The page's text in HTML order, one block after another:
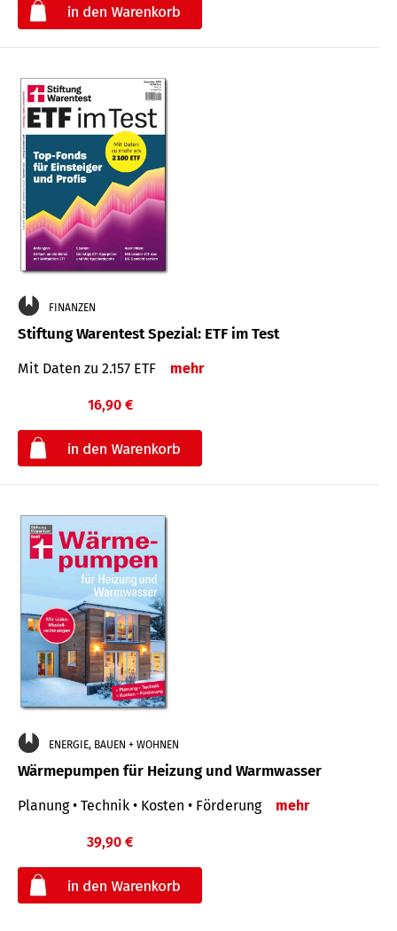
FINANZEN
Stiftung Warentest Spezial: ETF im Test
Mit Daten zu 2.157 ETF mehr
16,90 €
ENERGIE, BAUEN + WOHNEN
Wärmepumpen für Heizung und Warmwasser
Planung • Technik • Kosten • Förderung mehr
39,90 €